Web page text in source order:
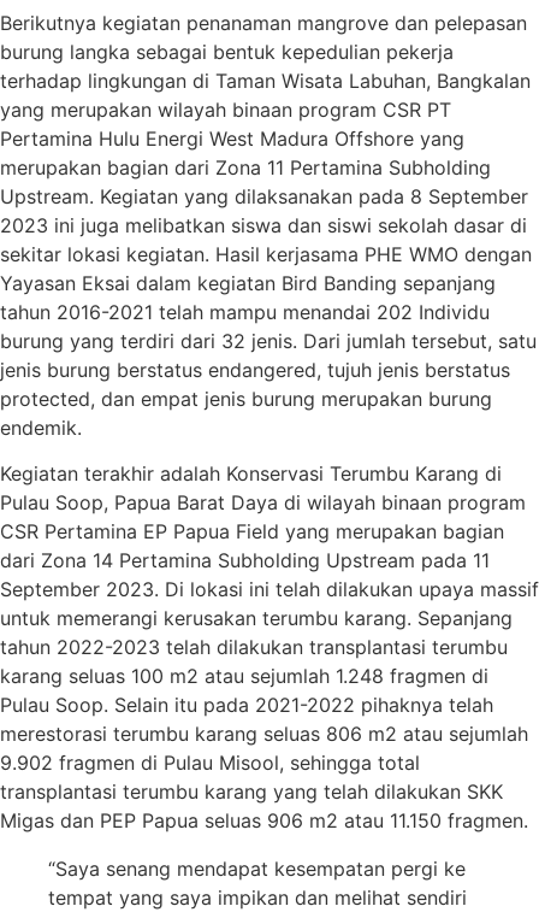
Berikutnya kegiatan penanaman mangrove dan pelepasan
burung langka sebagai bentuk kepedulian pekerja
terhadap lingkungan di Taman Wisata Labuhan, Bangkalan
yang merupakan wilayah binaan program CSR PT
Pertamina Hulu Energi West Madura Offshore yang
merupakan bagian dari Zona 11 Pertamina Subholding
Upstream. Kegiatan yang dilaksanakan pada 8 September
2023 ini juga melibatkan siswa dan siswi sekolah dasar di
sekitar lokasi kegiatan. Hasil kerjasama PHE WMO dengan
Yayasan Eksai dalam kegiatan Bird Banding sepanjang
tahun 2016-2021 telah mampu menandai 202 Individu
burung yang terdiri dari 32 jenis. Dari jumlah tersebut, satu
jenis burung berstatus endangered, tujuh jenis berstatus
protected, dan empat jenis burung merupakan burung
endemik.
Kegiatan terakhir adalah Konservasi Terumbu Karang di
Pulau Soop, Papua Barat Daya di wilayah binaan program
CSR Pertamina EP Papua Field yang merupakan bagian
dari Zona 14 Pertamina Subholding Upstream pada 11
September 2023. Di lokasi ini telah dilakukan upaya massif
untuk memerangi kerusakan terumbu karang. Sepanjang
tahun 2022-2023 telah dilakukan transplantasi terumbu
karang seluas 100 m2 atau sejumlah 1.248 fragmen di
Pulau Soop. Selain itu pada 2021-2022 pihaknya telah
merestorasi terumbu karang seluas 806 m2 atau sejumlah
9.902 fragmen di Pulau Misool, sehingga total
transplantasi terumbu karang yang telah dilakukan SKK
Migas dan PEP Papua seluas 906 m2 atau 11.150 fragmen.
“Saya senang mendapat kesempatan pergi ke
tempat yang saya impikan dan melihat sendiri